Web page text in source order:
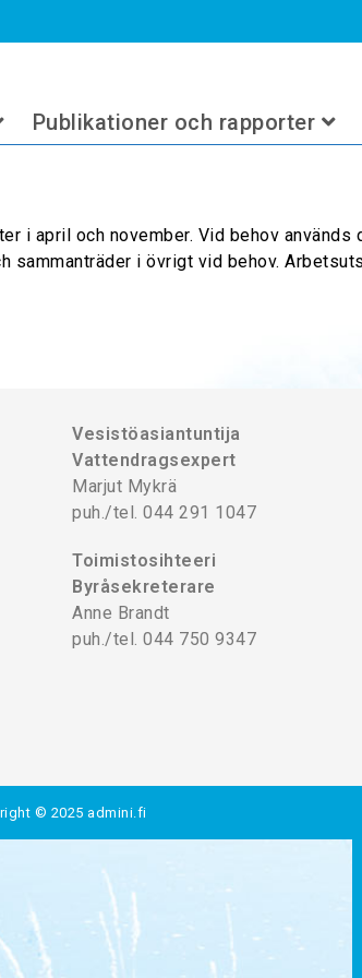
Publikationer och rapporter
i april och november. Vid behov
i övrigt vid behov.
Vesistöasiantuntija
Vattendragsexpert
Marjut Mykrä
puh./tel. 044 291 1047
Toimistosihteeri
Byråsekreterare
Anne Brandt
puh./tel. 044 750 9347
© 2025 admini.fi